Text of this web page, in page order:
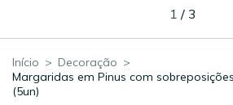
1 / 3
Início > Decoração >
Margaridas em Pinus com
(5un)